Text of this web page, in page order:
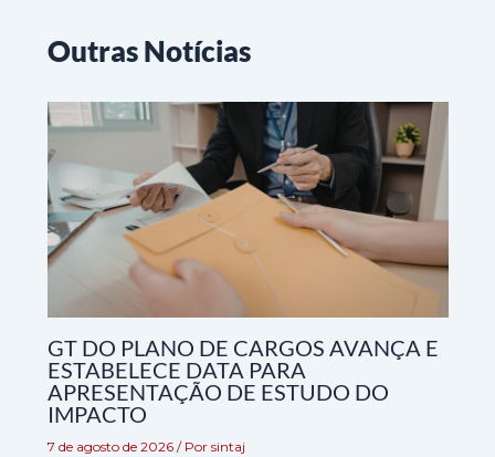
Outras Notícias
GT DO PLANO DE CARGOS AVANÇA E
ESTABELECE DATA PARA
APRESENTAÇÃO DE ESTUDO DO
IMPACTO
7 de agosto de 2026 / Por sintaj